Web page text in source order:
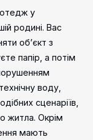
у
родині. Вас
об’єкт з
папір, а потім
воду,
сценаріїв,
житла. Окрім
мають